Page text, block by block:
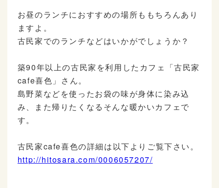
お昼のランチにおすすめの場所ももちろんあり
ますよ。
古民家でのランチなどはいかがでしょうか？
築90年以上の古民家を利用したカフェ「古民家
cafe喜色」さん。
島野菜などを使ったお袋の味が身体に染み込
み、また帰りたくなるそんな暖かいカフェで
す。
古民家cafe喜色の詳細は以下よりご覧下さい。
http://hitosara.com/0006057207/